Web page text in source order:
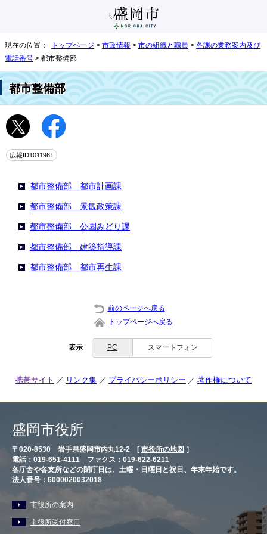
現在の位置： トップページ > 市政情報 > 市の組織と職員 > 各課の業務案内及び
電話番号 > 都市整備部
都市整備部
広報ID1011961
都市整備部 都市計画課
都市整備部 景観政策課
都市整備部 公園みどり課
都市整備部 建築指導課
都市整備部 都市再生課
前のページへ戻る
トップページへ戻る
表示 PC スマートフォン
携帯サイト リンク集 プライバシーポリシー 著作権について
盛岡市役所
〒020-8530 岩手県盛岡市内丸12-2 [ 市役所の地図 ］
電話：019-651-4111 ファクス：019-622-6211
各庁舎や各支所などの閉庁日は、土曜・日曜日と祝日、年末年始です。
法人番号：6000020032018
市役所の案内
市役所受付窓口